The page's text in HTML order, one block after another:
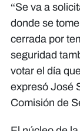
“Se va a
donde se
cerrada por
seguridad
votar el día
expresó José
Comisión de